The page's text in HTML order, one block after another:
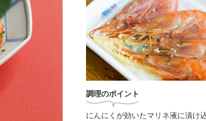
調理のポイント
にんにくが効いたマリネ液に漬け